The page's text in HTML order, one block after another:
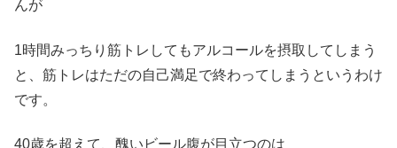
んが
1時間みっちり筋トレしてもアルコールを摂取してしまう
と、筋トレはただの自己満足で終わってしまうというわけ
です。
40歳を超えて、醜いビール腹が目立つのは